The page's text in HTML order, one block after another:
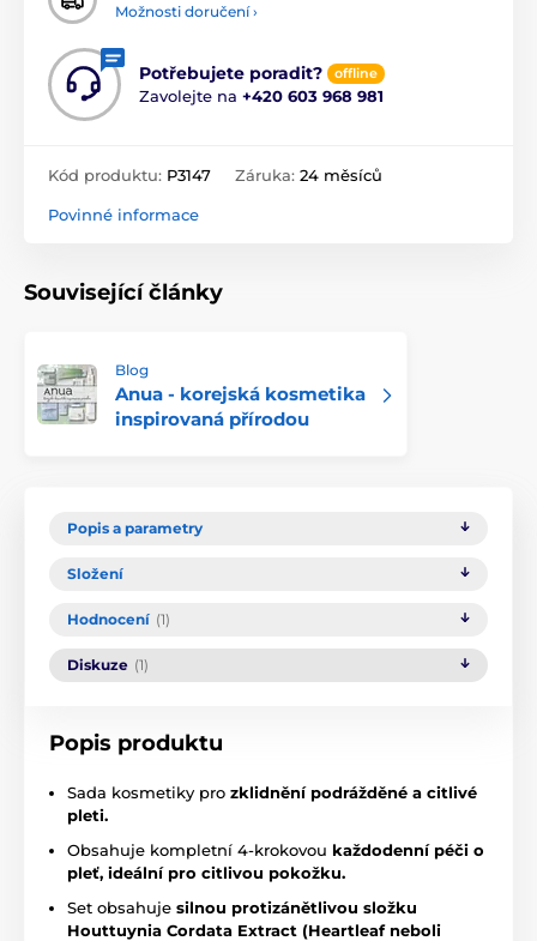
Možnosti doručení ›
Potřebujete poradit? offline
Zavolejte na +420 603 968 981
Kód produktu: P3147 Záruka: 24 měsíců
Povinné informace
Související články
Blog
Anua - korejská kosmetika
inspirovaná přírodou
Popis a parametry
Složení
Hodnocení (1)
Diskuze (1)
Popis produktu
Sada kosmetiky pro zklidnění podrážděné a citlivé
pleti.
Obsahuje kompletní 4-krokovou každodenní péči o
pleť, ideální pro citlivou pokožku.
Set obsahuje silnou protizánětlivou složku
Houttuynia Cordata Extract (Heartleaf neboli